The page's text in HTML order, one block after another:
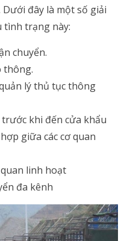
đây là một số giải
tình trạng này:
chuyển.
thông.
lý thủ tục thông
khi đến cửa khẩu
giữa các cơ quan
linh hoạt
đa kênh